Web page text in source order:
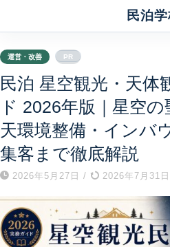
民泊
運営・改善 PR
民泊 星空観光・天体
ド 2026年版｜星空
天環境整備・インバ
集客まで徹底解説
2026年5月27日 / 2026年7月31日